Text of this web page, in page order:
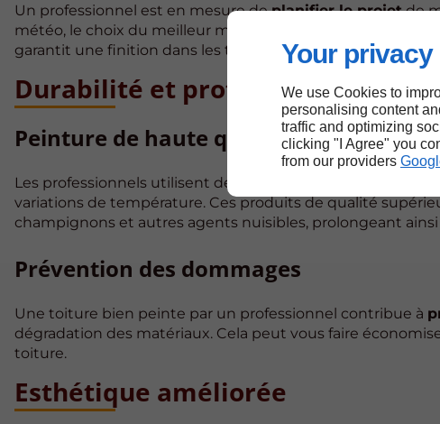
Your
We use Cookies to
personalising content
traffic and optimizing
clicking "I Agree" you
from our providers
Un professionnel est en mesure deplanifier le projetde
météo, le choix du meilleur moment pour peindre et la
garantit une finition dans les temps impartis.
Durabilité et protection
Peinture de haute qualité
Les professionnels utilisent des
variations de température. Ces produits de qualité
champignons et autres agents nuisibles, prolongeant
Prévention des dommages
Une toiture bien peinte par un professionnel contribue à
dégradation des matériaux. Cela peut vous faire
toiture.
Esthétique améliorée